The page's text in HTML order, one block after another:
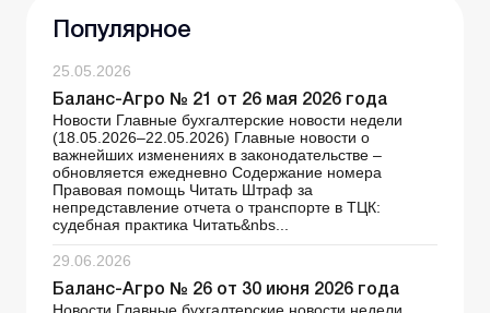
Популярное
25.05.2026
Баланс-Агро № 21 от 26 мая 2026 года
Новости Главные бухгалтерские новости недели
(18.05.2026–22.05.2026) Главные новости о
важнейших изменениях в законодательстве –
обновляется ежедневно Содержание номера
Правовая помощь Читать Штраф за
непредставление отчета о транспорте в ТЦК:
судебная практика Читать&nbs...
29.06.2026
Баланс-Агро № 26 от 30 июня 2026 года